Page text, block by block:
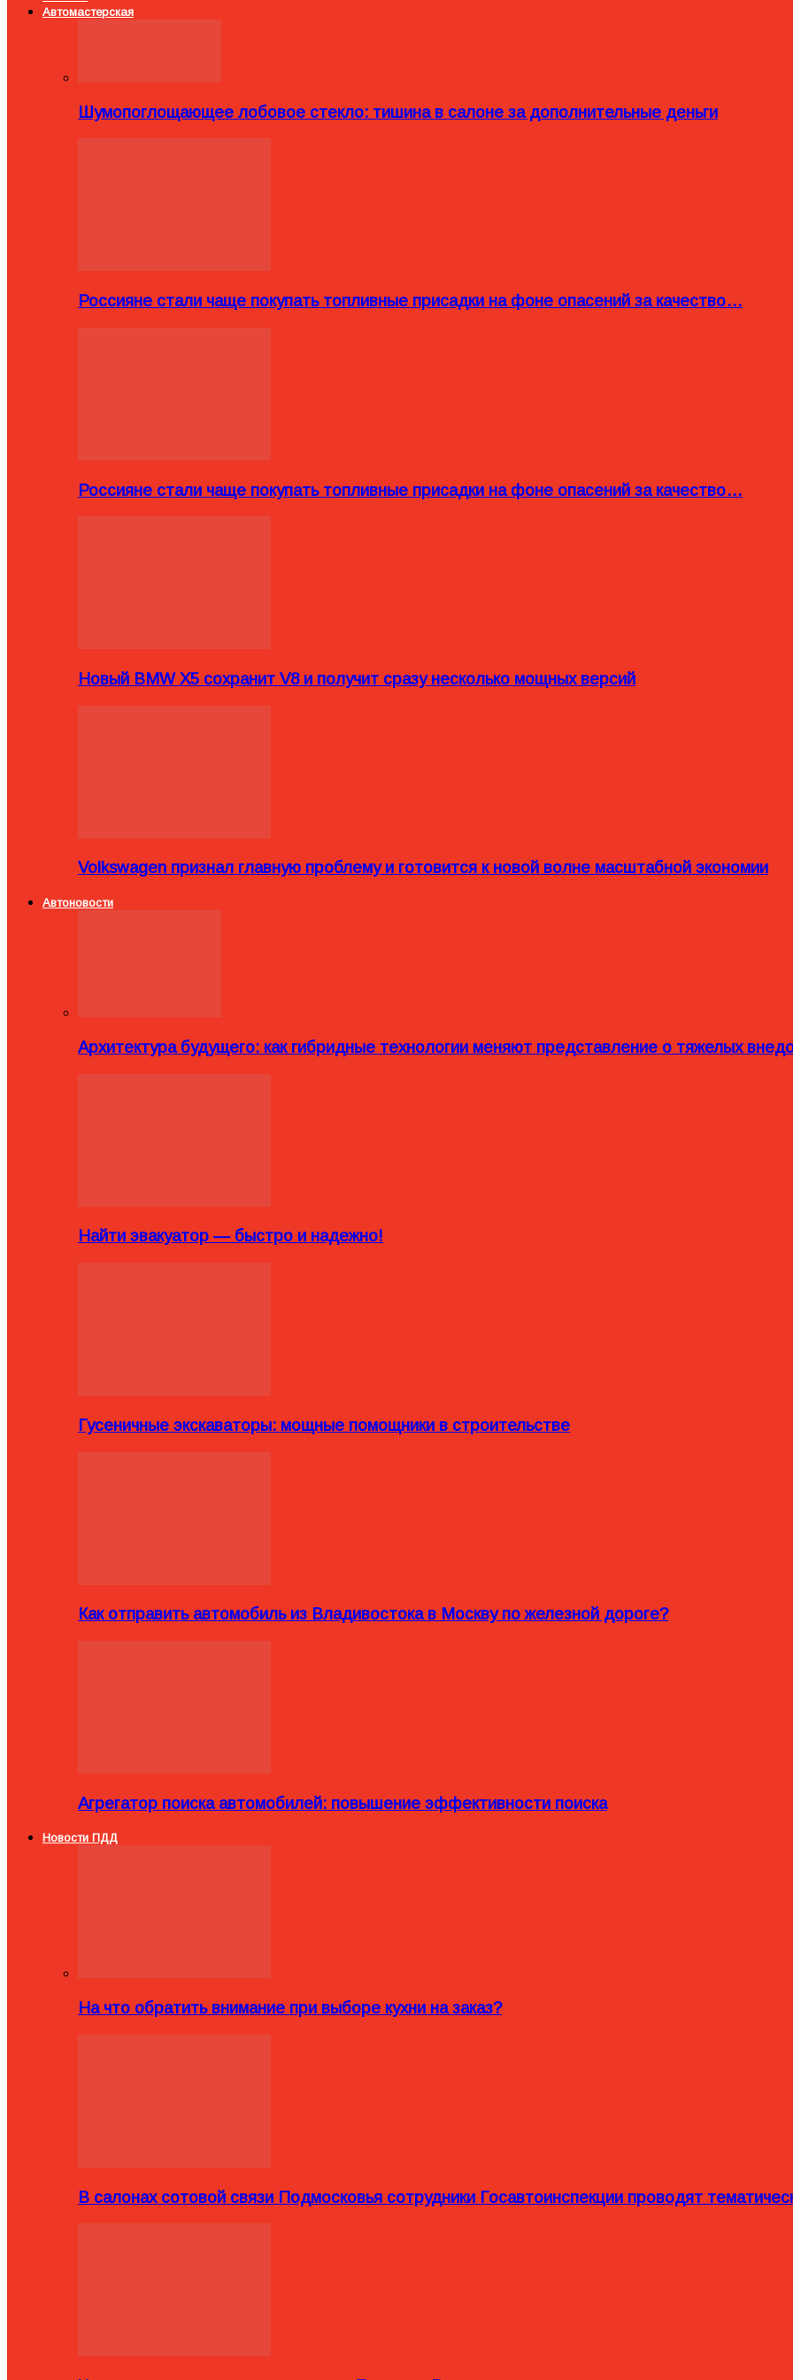
Автомастерская
Шумопоглощающее лобовое стекло: тишина в салоне за дополнительные деньги
Россияне стали чаще покупать топливные присадки на фоне опасений за качество…
Россияне стали чаще покупать топливные присадки на фоне опасений за качество…
Новый BMW X5 сохранит V8 и получит сразу несколько мощных версий
Volkswagen признал главную проблему и готовится к новой волне масштабной экономии
Автоновости
Архитектура будущего: как гибридные технологии меняют представление о тяжелых
Найти эвакуатор — быстро и надежно!
Гусеничные экскаваторы: мощные помощники в строительстве
Как отправить автомобиль из Владивостока в Москву по железной дороге?
Агрегатор поиска автомобилей: повышение эффективности поиска
Новости ПДД
На что обратить внимание при выборе кухни на заказ?
В салонах сотовой связи Подмосковья сотрудники Госавтоинспекции проводят